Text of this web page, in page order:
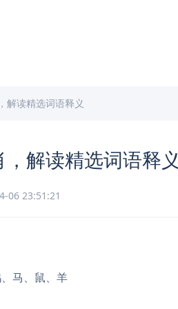
解读精选词语释义
解读精选词语释义
06 23:51:21
马、鼠、羊